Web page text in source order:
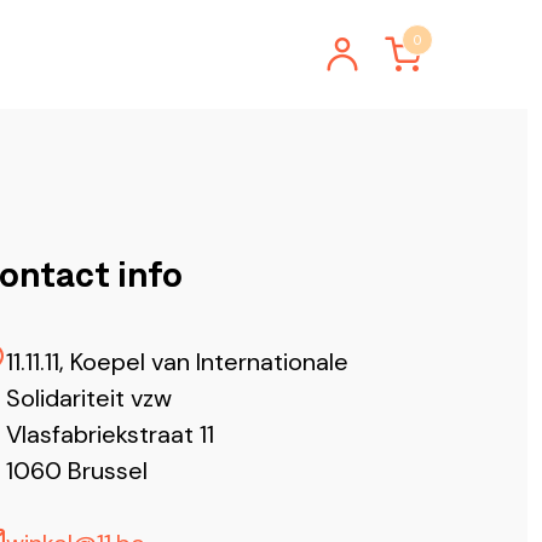
0
info
11.11.11, Koepel van Internationale
Solidariteit vzw
Vlasfabriekstraat 11
1060 Brussel